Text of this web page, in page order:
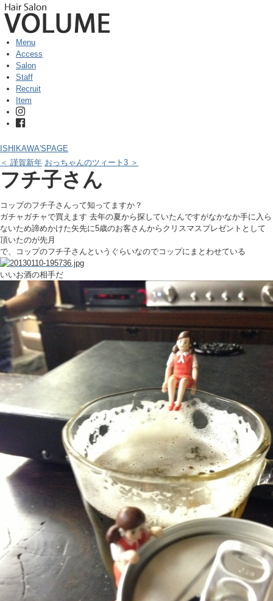
Menu
Access
Salon
Staff
Recruit
Item
ISHIKAWA'SPAGE
＜ 謹賀新年 おっちゃんのツィート3 ＞
フチ子さん
コップのフチ子さんって知ってますか？
ガチャガチャで買えます 去年の夏から探していたんですがなかなか手に入ら
ないため諦めかけた矢先に5歳のお客さんからクリスマスプレゼントとして
頂いたのが先月
で、コップのフチ子さんというぐらいなのでコップにまとわせている
いいお酒の相手だ